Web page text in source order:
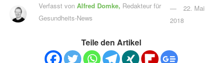
Verfasst vonAlfred Domke, Redakteur für
Gesundheits-News
22. Mai
2018
Teile den Artikel